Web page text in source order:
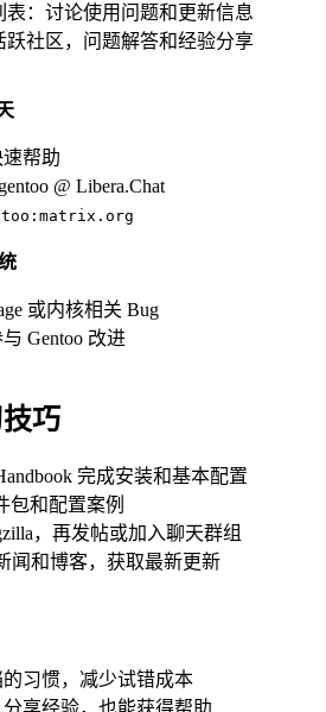
表：讨论使用问题和更新信息
跃社区，问题解答和经验分享
帮助
@ Libera.Chat
或内核相关 Bug
Gentoo 改进
巧
完成安装和基本配置
包和配置案例
，再发帖或加入聊天群组
闻和博客，获取最新更新
习惯，减少试错成本